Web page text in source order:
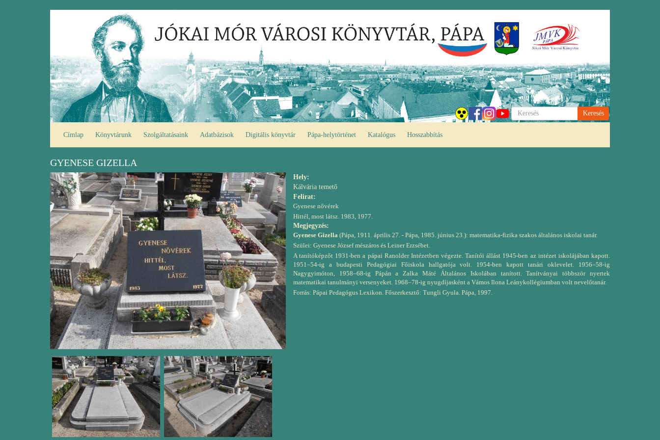
Keresés
Címlap Könyvtárunk Szolgáltatásaink Adatbázisok Digitális könyvtár Pápa-helytörténet Katalógus Hosszabbítás
GYENESE GIZELLA
Hely:
Kálvária temető
Felirat:
Gyenese nővérek
Hittél, most látsz. 1983, 1977.
Megjegyzés:
Gyenese Gizella (Pápa, 1911. április 27. - Pápa, 1985. június 23.): matematika-fizika szakos általános iskolai tanár.
Szülei: Gyenese József mészáros és Leiner Erzsébet.
A tanítóképzőt 1931-ben a pápai Ranolder Intézetben végezte. Tanítói állást 1945-ben az intézet iskolájában kapott.
1951–54-ig a budapesti Pedagógiai Főiskola hallgatója volt. 1954-ben kapott tanári oklevelet. 1956–58-ig
Nagygyimóton, 1958–68-ig Pápán a Zalka Máté Általános Iskolában tanított. Tanítványai többször nyertek
matematikai tanulmányi versenyeket. 1968–78-ig nyugdíjasként a Vámos Ilona Leánykollégiumban volt nevelőtanár.
Forrás: Pápai Pedagógus Lexikon. Főszerkesztő: Tungli Gyula. Pápa, 1997.